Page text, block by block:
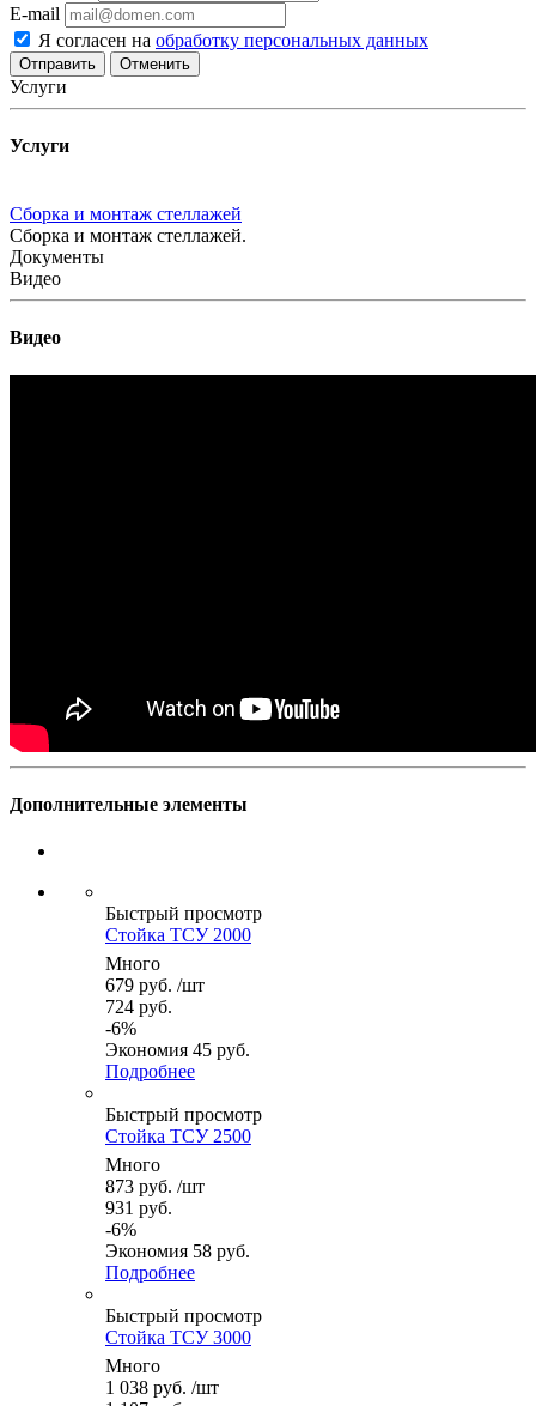
E-mail
Я согласен на обработку персональных данных
Отменить
Услуги
Услуги
Сборка и монтаж стеллажей
Сборка и монтаж стеллажей.
Документы
Видео
Видео
Дополнительные элементы
Быстрый просмотр
Стойка ТСУ 2000
Много
679 руб. /шт
724 руб.
-6%
Экономия 45 руб.
Подробнее
Быстрый просмотр
Стойка ТСУ 2500
Много
873 руб. /шт
931 руб.
-6%
Экономия 58 руб.
Подробнее
Быстрый просмотр
Стойка ТСУ 3000
Много
1 038 руб. /шт